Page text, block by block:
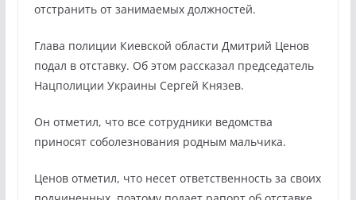
отстранить от занимаемых должностей.
Глава полиции Киевской области Дмитрий Ценов
подал в отставку. Об этом рассказал председатель
Нацполиции Украины Сергей Князев.
Он отметил, что все сотрудники ведомства
приносят соболезнования родным мальчика.
Ценов отметил, что несет ответственность за своих